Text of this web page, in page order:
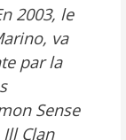
2003, le
va
par la
Sense
Clan